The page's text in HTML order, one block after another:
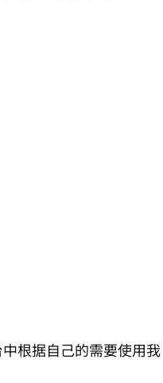
根据自己的需要使用我